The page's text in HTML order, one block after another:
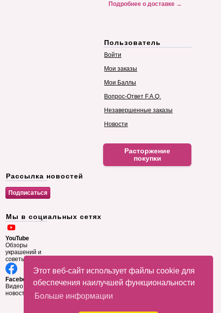
Этот веб-сайт использует файлы cookie для
обеспечения наилучшей функциональности
Больше информации
Подробнее о доставке →
Пользователь
Войти
Мои заказы
Мои Баллы
Вопрос-Ответ F.A.Q.
Незавершенные заказы
Новости
Расторжение
покупки
Рассылка новостей
Мы в социальных сетях
YouTube
Обзоры
украшений и
советы
Facebook
Видео и
новости